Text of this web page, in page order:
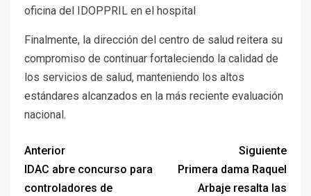
oficina del IDOPPRIL en el hospital
Finalmente, la dirección del centro de salud reitera su
compromiso de continuar fortaleciendo la calidad de
los servicios de salud, manteniendo los altos
estándares alcanzados en la más reciente evaluación
nacional.
Anterior
IDAC abre concurso para
controladores de
Siguiente
Primera dama Raquel
Arbaje resalta las